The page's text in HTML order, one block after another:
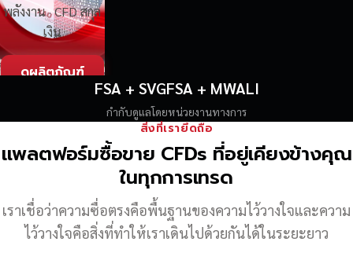
พลังงาน · CFD สกุล
เงิน
ดูผลิตภัณฑ์
FSA + SVGFSA + MWALI
กำกับดูแลโดยหน่วยงานทางการ
สิ่งที่เรายึดถือ
แพลตฟอร์มซื้อขาย CFDs ที่อยู่เคียงข้างคุณ
ในทุกการเทรด
เราเชื่อว่าความซื่อตรงคือพื้นฐานของความไว้วางใจและความ
ไว้วางใจคือสิ่งที่ทำให้เราเดินไปด้วยกันได้ในระยะยาว